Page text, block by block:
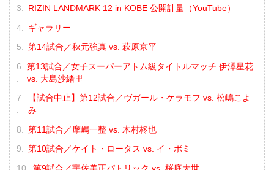
RIZIN LANDMARK 12 in KOBE 公開計量（YouTube）
ギャラリー
第14試合／秋元強真 vs. 萩原京平
第13試合／女子スーパーアトム級タイトルマッチ 伊澤星花
vs. 大島沙緒里
【試合中止】第12試合／ヴガール・ケラモフ vs. 松嶋こよ
み
第11試合／摩嶋一整 vs. 木村柊也
第10試合／ケイト・ロータス vs. イ・ボミ